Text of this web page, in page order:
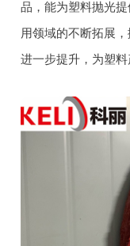
品，能为塑料抛光
用领域的不断拓展
进一步提升，为塑料